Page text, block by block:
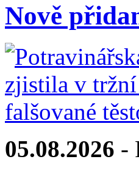
Nově
05.08.2026 -